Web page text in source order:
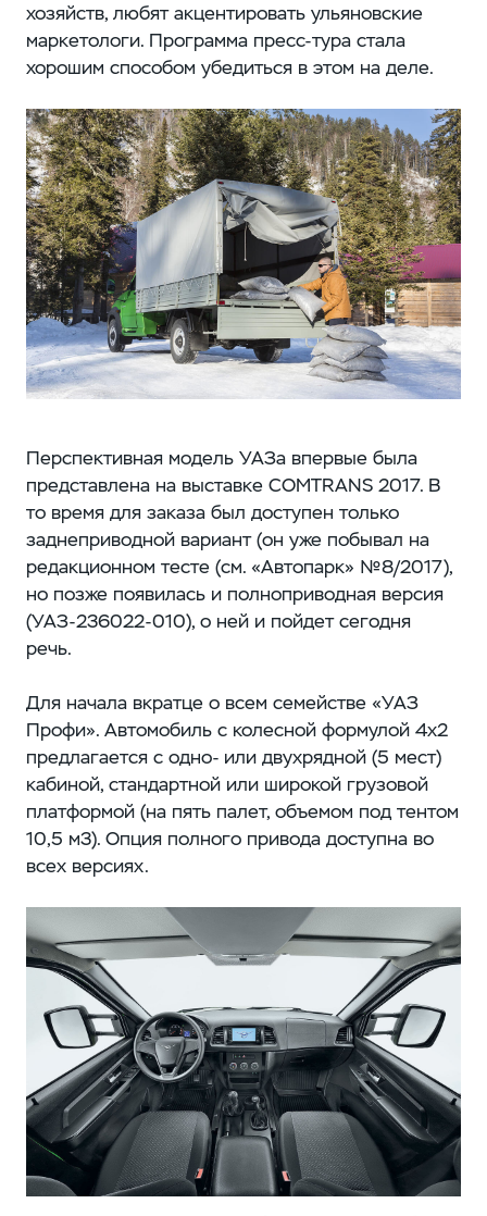
хозяйств, любят акцентировать ульяновские
маркетологи. Программа пресс-тура стала
хорошим способом убедиться в этом на деле.
Перспективная модель УАЗа впервые была
представлена на выставке COMTRANS 2017. В
то время для заказа был доступен только
заднеприводной вариант (он уже побывал на
редакционном тесте (см. «Автопарк» №8/2017),
но позже появилась и полноприводная версия
(УАЗ-236022‑010), о ней и пойдет сегодня
речь.
Для начала вкратце о всем семействе «УАЗ
Профи». Автомобиль с колесной формулой 4х2
предлагается с одно- или двухрядной (5 мест)
кабиной, стандартной или широкой грузовой
платформой (на пять палет, объемом под тентом
10,5 м3). Опция полного привода доступна во
всех версиях.